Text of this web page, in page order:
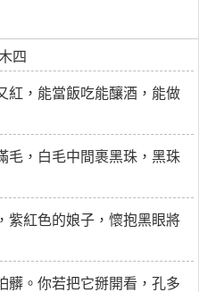
四
紅，能當飯吃能釀酒，能做
毛，白毛中間裹黑珠，黑珠
紫紅色的娘子，懷抱黑眼將
髒。你若把它掰開看，孔多